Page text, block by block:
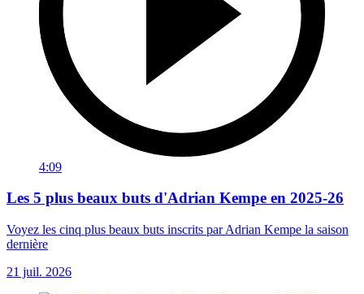
4:09
Les 5 plus beaux buts d'Adrian Kempe en 2025-26
Voyez les cinq plus beaux buts inscrits par Adrian Kempe la saison
dernière
21 juil. 2026